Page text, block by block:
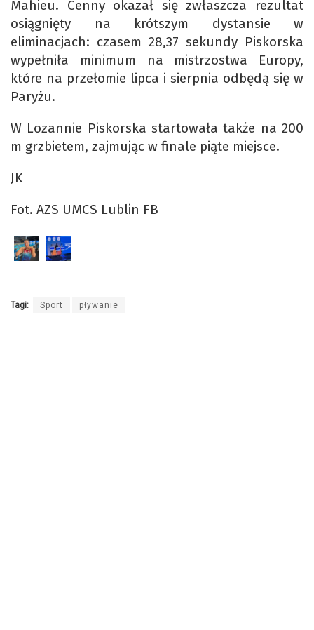
Mahieu. Cenny okazał się zwłaszcza rezultat
osiągnięty na krótszym dystansie w
eliminacjach: czasem 28,37 sekundy Piskorska
wypełniła minimum na mistrzostwa Europy,
które na przełomie lipca i sierpnia odbędą się w
Paryżu.
W Lozannie Piskorska startowała także na 200
m grzbietem, zajmując w finale piąte miejsce.
JK
Fot. AZS UMCS Lublin FB
Tagi: Sport pływanie